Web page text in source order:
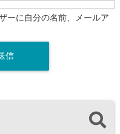
ーに自分の名前、メールア